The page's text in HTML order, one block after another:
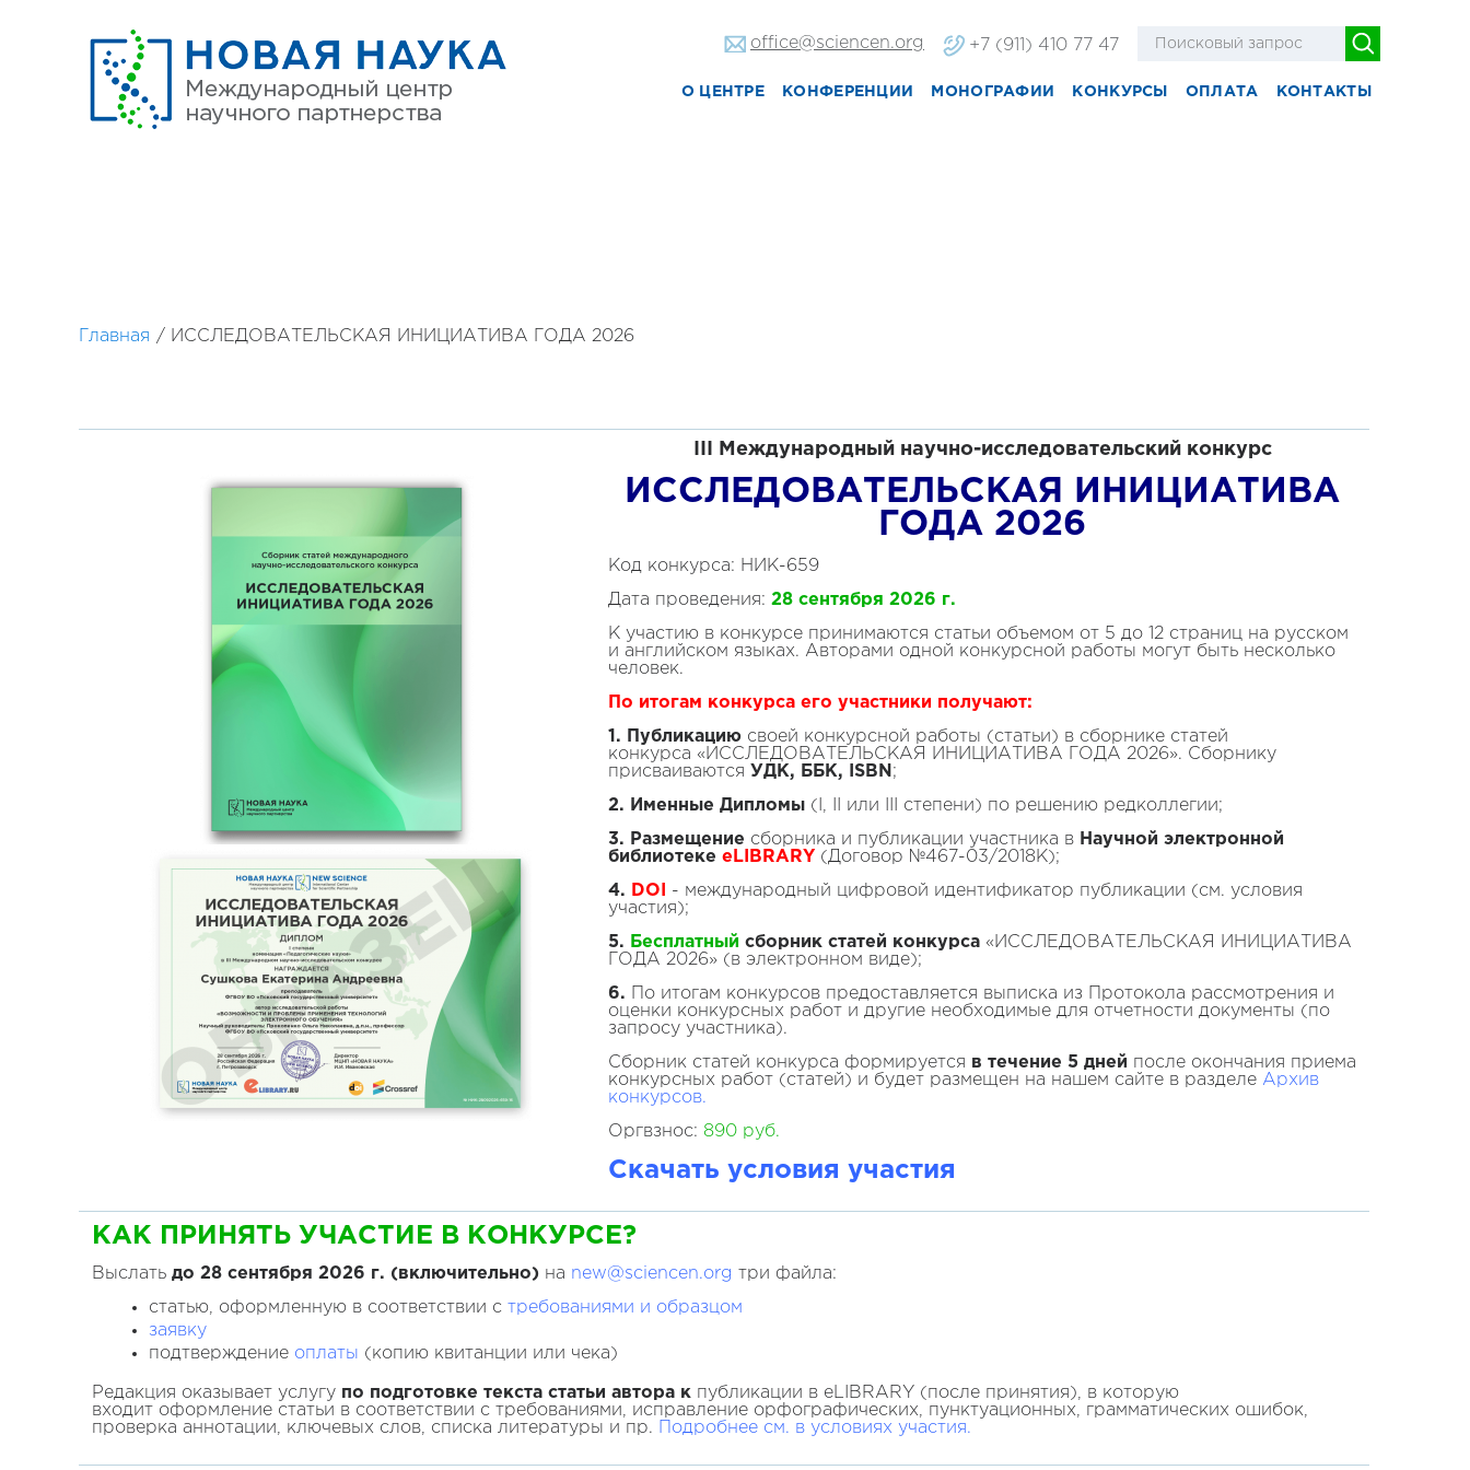
office@sciencen.org +7 (911) 410 77 47
О ЦЕНТРЕ КОНФЕРЕНЦИИ МОНОГРАФИИ КОНКУРСЫ ОПЛАТА КОНТАКТЫ
Главная / ИССЛЕДОВАТЕЛЬСКАЯ ИНИЦИАТИВА ГОДА 2026
Международный научно-исследовательский конкурс
ИССЛЕДОВАТЕЛЬСКАЯ ИНИЦИАТИВА
ГОДА 2026
Код конкурса: НИК-659
Дата проведения: 28 сентября 2026 г.
К участию в конкурсе принимаются статьи объемом от 5 до 12 страниц на русском
и английском языках. Авторами одной конкурсной работы могут быть несколько
человек.
По итогам конкурса его участники получают:
1. Публикацию своей конкурсной работы (статьи) в сборнике статей
конкурса «ИССЛЕДОВАТЕЛЬСКАЯ ИНИЦИАТИВА ГОДА 2026». Сборнику
присваиваются УДК, ББК, ISBN ;
2. Именные Дипломы (I, II или III степени) по решению редколлегии;
3. Размещение сборника и публикации участника в Научной электронной
библиотеке eLIBRARY (Договор №467-03/2018K);
4. DOI
- международный цифровой идентификатор публикации (см. условия
участия);
5. Бесплатный сборник статей конкурса «ИССЛЕДОВАТЕЛЬСКАЯ ИНИЦИАТИВА
ГОДА 2026» (в электронном виде);
6. По итогам конкурсов предоставляется выписка из Протокола рассмотрения и
оценки конкурсных работ и другие необходимые для отчетности документы (по
запросу участника).
Сборник статей конкурса формируется в течение 5 дней после окончания приема
конкурсных работ (статей) и будет размещен на нашем сайте в разделе Архив
конкурсов.
Оргвзнос: 890 руб.
Скачать условия участия
КАК ПРИНЯТЬ УЧАСТИЕ В КОНКУРСЕ?
Выслать до 28 сентября 2026 г. (включительно) на new@sciencen.org три файла:
статью, оформленную в соответствии с требованиями и образцом
заявку
подтверждение оплаты (копию квитанции или чека)
Редакция оказывает услугу по подготовке текста статьи автора к публикации в eLIBRARY (после принятия), в которую
входит оформление статьи в соответствии с требованиями, исправление орфографических, пунктуационных, грамматических ошибок,
проверка аннотации, ключевых слов, списка литературы и пр.
Подробнее см. в условиях участия.